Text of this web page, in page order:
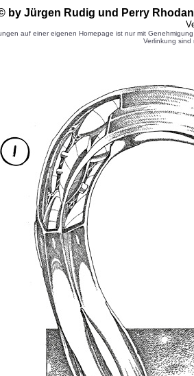
by Jürgen Rudig und Perry
auf einer eigenen Homepage ist nur mit
Verlinkung sind